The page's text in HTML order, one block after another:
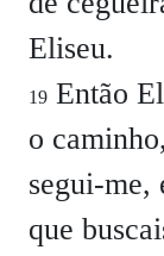
Eliseu.
19 Então
o caminho,
segui-me,
que